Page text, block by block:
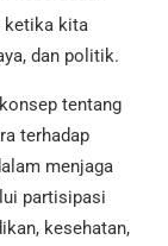
ketika kita
dan politik.
tentang
terhadap
menjaga
partisipasi
kesehatan,